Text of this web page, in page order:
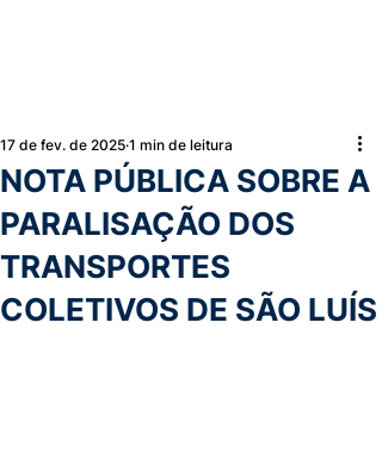
NOTA PÚBLICA SOBRE A
PARALISAÇÃO DOS
TRANSPORTES
COLETIVOS DE SÃO LUÍS
17 de fev. de 2025 1 min de leitura